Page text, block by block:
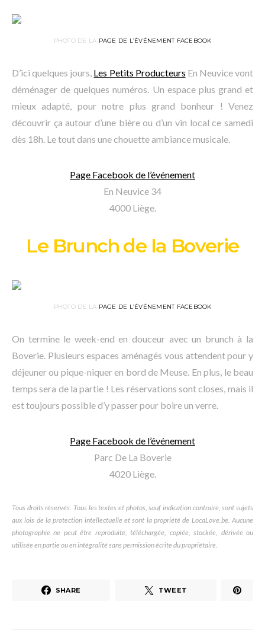
PHOTO DE LA PAGE DE L’ÉVÉNEMENT FACEBOOK
D’ici quelques jours, Les Petits Producteurs En Neuvice vont
déménager de quelques numéros. Un espace plus grand et
mieux adapté, pour notre plus grand bonheur ! Venez
découvrir ça autour d’une bière ou d’un vin local ce samedi
dès 18h. Le tout dans une chouette ambiance musicale.
Page Facebook de l’événement
En Neuvice 34
4000 Liège.
Le Brunch de la Boverie
PHOTO DE LA PAGE DE L’ÉVÉNEMENT FACEBOOK
On termine le week-end en douceur avec un brunch à la
Boverie. Plusieurs espaces aménagés vous attendent pour y
déjeuner ou pique-niquer en bord de Meuse. En plus, le beau
temps sera de la partie ! Les réservations sont closes, mais il
est toujours possible d’y passer pour boire un verre.
Page Facebook de l’événement
Parc De La Boverie
4020 Liège.
Tous droits réservés. Tous les textes et photos, sauf indication contraire, sont sujets
aux lois de la protection intellectuelle et sont la propriété de LocaLove.be. Aucune
photographie ne peut être reproduite, téléchargée, copiée, stockée, dérivée ou
utilisée en partie ou en intégralité sans permission écrite du propriétaire.
SHARE TWEET